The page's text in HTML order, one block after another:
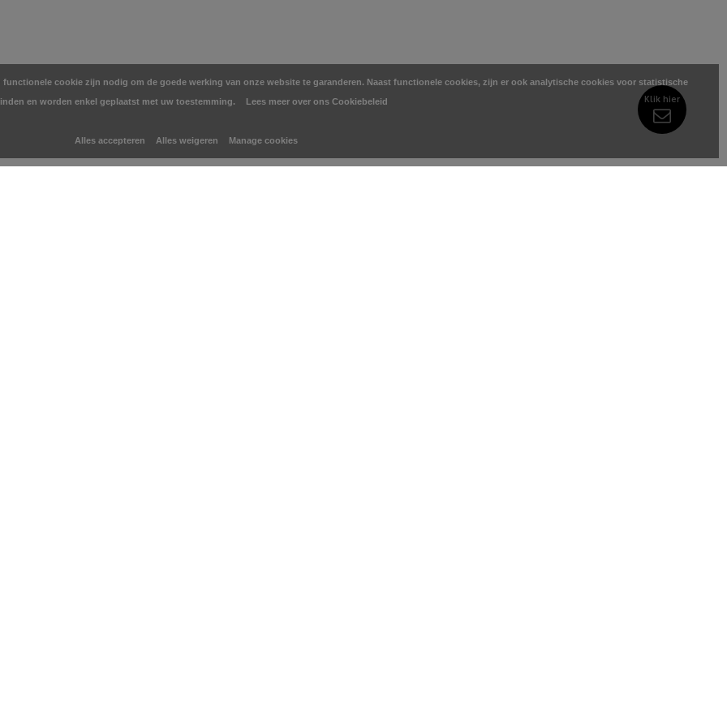
Klik hier
cookie zijn nodig om de goede werking van onze website te garanderen. Naast functionele cookies, zijn er ook analytische cookies voor statistische
en worden enkel geplaatst met uw toestemming.
Lees meer over ons Cookiebeleid
Alles accepteren Alles weigeren Manage cookies